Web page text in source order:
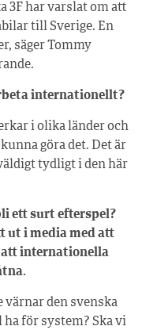
3F har varslat om att
till Sverige. En
säger Tommy
internationellt?
i olika länder och
göra det. Det är
tydligt i den här
ett surt efterspel?
ut i media med att
att internationella
värnar den svenska
för system? Ska vi